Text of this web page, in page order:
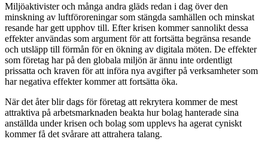
Miljöaktivister och många andra gläds redan i dag över den
minskning av luftföroreningar som stängda samhällen och minskat
resande har gett upphov till. Efter krisen kommer sannolikt dessa
effekter användas som argument för att fortsätta begränsa resande
och utsläpp till förmån för en ökning av digitala möten. De effekter
som företag har på den globala miljön är ännu inte ordentligt
prissatta och kraven för att införa nya avgifter på verksamheter som
har negativa effekter kommer att fortsätta öka.
När det åter blir dags för företag att rekrytera kommer de mest
attraktiva på arbetsmarknaden beakta hur bolag hanterade sina
anställda under krisen och bolag som upplevs ha agerat cyniskt
kommer få det svårare att attrahera talang.